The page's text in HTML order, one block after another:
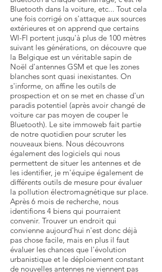
Bluetooth dans la voiture, etc... Tout cela
une fois corrigé on s'attaque aux sources
extérieures et on apprend que certains
WI-FI portent jusqu'à plus de 100 mètres
suivant les générations, on découvre que
la Belgique est un véritable sapin de
Noël d'antennes GSM et que les zones
blanches sont quasi inexistantes. On
s'informe, on affine les outils de
prospection et on se met en chasse d'un
paradis potentiel (après avoir changé de
voiture car pas moyen de couper le
Bluetooth). Le site immoweb fait partie
de notre quotidien pour scruter les
nouveaux biens. Nous découvrons
également des logiciels qui nous
permettent de situer les antennes et de
les identifier, je m'équipe également de
différents outils de mesure pour évaluer
la pollution électromagnétique sur place.
Après 6 mois de recherche, nous
identifions 4 biens qui pourraient
convenir. Trouver un endroit qui
convienne aujourd'hui n'est donc déjà
pas chose facile, mais en plus il faut
évaluer les chances que l'évolution
urbanistique et le déploiement constant
de nouvelles antennes ne viennent pas